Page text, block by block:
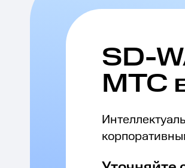
SD-
МТС